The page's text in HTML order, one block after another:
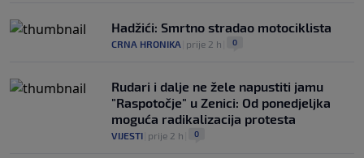
Hadžići: Smrtno stradao motociklista
CRNA HRONIKA prije 2 h 0
Rudari i dalje ne žele napustiti jamu
"Raspotočje" u Zenici: Od ponedjeljka
moguća radikalizacija protesta
VIJESTI prije 2 h 0